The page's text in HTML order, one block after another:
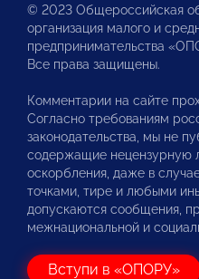
© 2023 Общероссийская
организация малого и
предпринимательства
Все права защищены.
Комментарии на сайте
Согласно требованиям
законодательства, мы не
содержащие нецензурную
оскорбления, даже в
точками, тире и любыми
допускаются сообщения,
межнациональной и
Вступи в «ОПОРУ»